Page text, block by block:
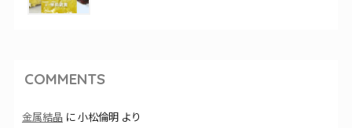
COMMENTS
金属結晶に小松倫明より